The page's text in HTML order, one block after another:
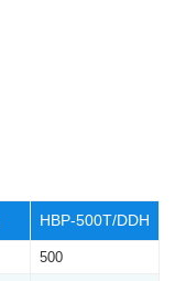
HBP-500T/DDH
500